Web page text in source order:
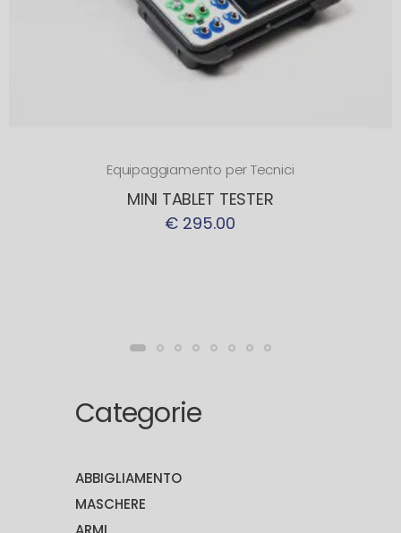
Equipaggiamento per Tecnici
MINI TABLET TESTER
€ 295.00
Categorie
ABBIGLIAMENTO
MASCHERE